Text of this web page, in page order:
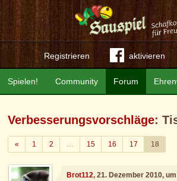
Registrieren aktivieren
Community Forum
Spielen!
Verbesserungsvorschläge:
«Zurück
1 2 … 15 16 17 18
Brot112, 21. Dezember 2010,